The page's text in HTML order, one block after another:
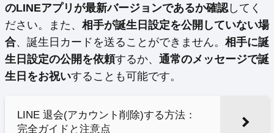
のLINEアプリが最新バージョンであるか確認してく
ださい。また、 相手が誕生日設定を公開していない場
合、誕生日カードを送ることができません。 相手に誕
生日設定の公開を依頼するか、 通常のメッセージで誕
生日をお祝いすることも可能です。
LINE 退会(アカウント削除)する方法：
完全ガイドと注意点